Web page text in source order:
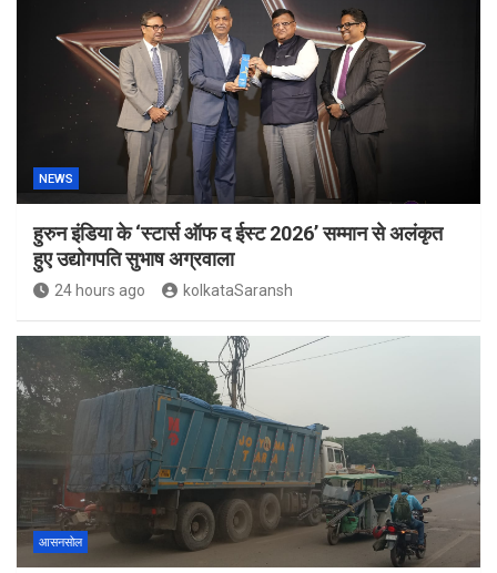
NEWS
हुरुन इंडिया के ‘स्टार्स ऑफ द ईस्ट 2026’ सम्मान से अलंकृत
हुए उद्योगपति सुभाष अग्रवाला
24 hours ago kolkataSaransh
आसनसोल